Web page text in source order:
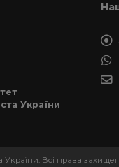
України
України. Всі права